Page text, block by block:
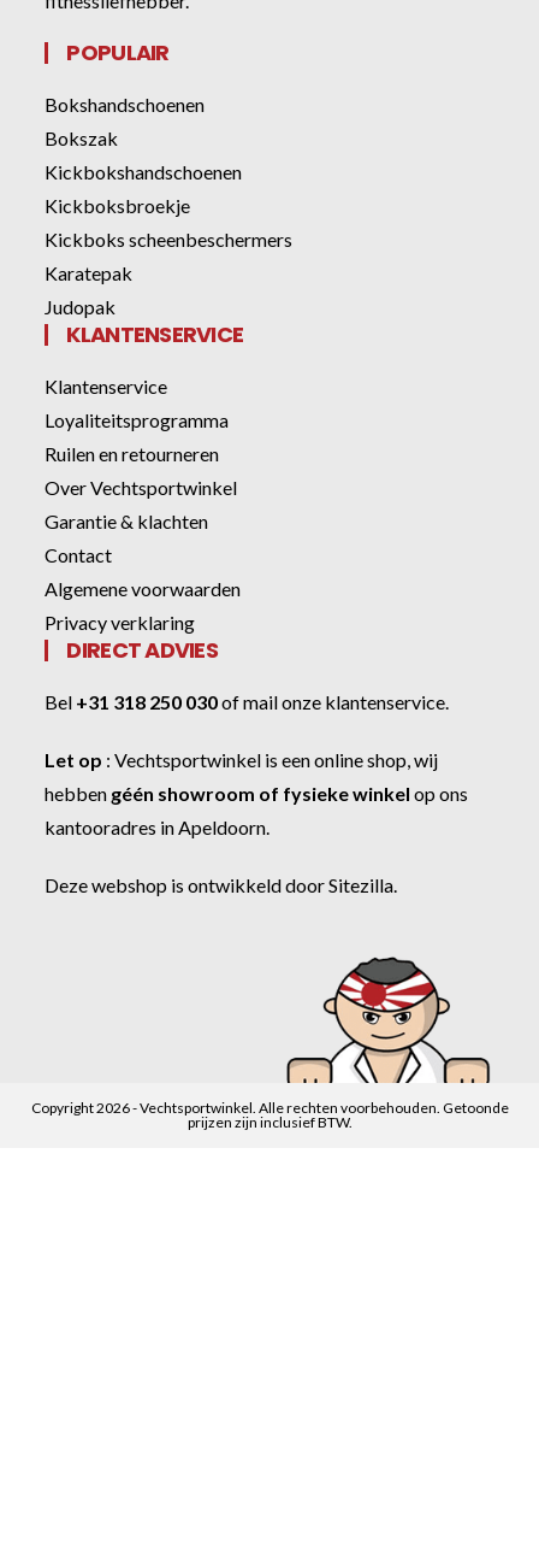
POPULAIR
Bokshandschoenen
Bokszak
Kickbokshandschoenen
Kickboksbroekje
Kickboks scheenbeschermers
Karatepak
Judopak
KLANTENSERVICE
Klantenservice
Loyaliteitsprogramma
Ruilen en retourneren
Over Vechtsportwinkel
Garantie & klachten
Contact
Algemene voorwaarden
Privacy verklaring
DIRECT ADVIES
Bel +31 318 250 030ofmail onze klantenservice
Let op :Vechtsportwinkel is een online shop, wij
hebben géén showroom of fysieke winkel op ons
kantooradres in Apeldoorn.
Deze webshop is ontwikkeld doorSitezilla
Copyright 2026 - Vechtsportwinkel. Alle rechten voorbehouden. Getoonde
prijzen zijn inclusief BTW.